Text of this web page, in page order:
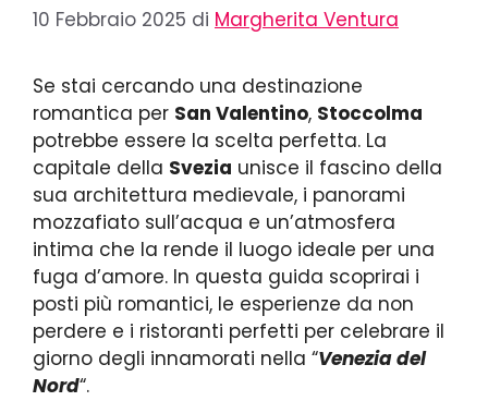
10 Febbraio 2025 di Margherita Ventura
Se stai cercando una destinazione
romantica per San Valentino, Stoccolma
potrebbe essere la scelta perfetta. La
capitale della Svezia unisce il fascino della
sua architettura medievale, i panorami
mozzafiato sull’acqua e un’atmosfera
intima che la rende il luogo ideale per una
fuga d’amore. In questa guida scoprirai i
posti più romantici, le esperienze da non
perdere e i ristoranti perfetti per celebrare il
giorno degli innamorati nella “Venezia del
Nord“.